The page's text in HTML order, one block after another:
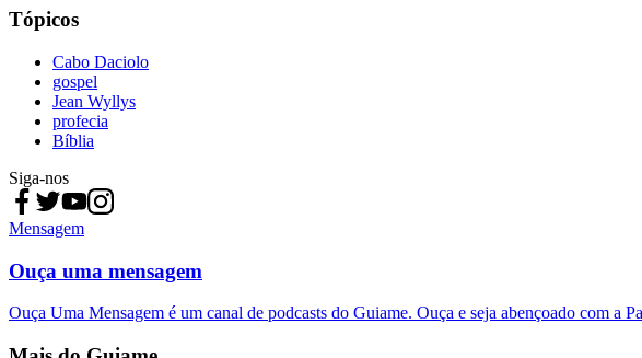
Tópicos
Cabo Daciolo
gospel
Jean Wyllys
profecia
Bíblia
Siga-nos
Mensagem
Ouça uma mensagem
Ouça Uma Mensagem é um canal de podcasts do Guiame. Ouça e seja abençoado com a